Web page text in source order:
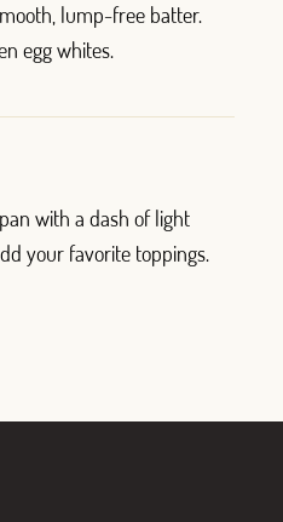
lump-free batter.
egg whites.
with a dash of light
your favorite toppings.